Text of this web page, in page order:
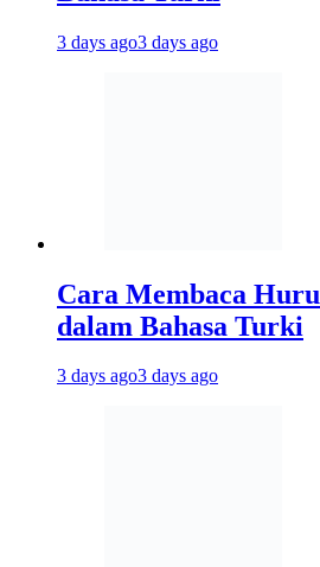
3 days ago3 days ago
Cara Membaca
dalam Bahasa Turki
3 days ago3 days ago